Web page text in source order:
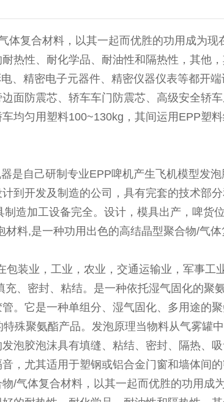
复合材料，以其一起而优胜的功用成为
热性、耐化学品、耐油性和隔热性，其他
、精密电子元器件、精密仪器仪表等都开
面防震芯、轿车车门防震芯、高级安全轿
均匀用塑料100~130kg，其间运用EPP塑
是自己研制专业EPP啤机产生飞机模型发
到开发及制造的公司，具有完套的技术部
造加工设备完全。设计，模具出产，啤货
料,是一种功用出色的高结晶型聚合物/气
装业，工业，农业，交通运输业，军事工
、密封、粘结。是一种依托湿气固化的聚
。它是一种单组分、湿气固化、多用途的
殊聚氨酯产品。发泡原理当物料从气雾罐
泡胶泡沫具有填缝、粘结、密封、隔热、
，尤其适用于塑钢或铝合金门窗和墙体间
/气体复合材料，以其一起而优胜的功用成